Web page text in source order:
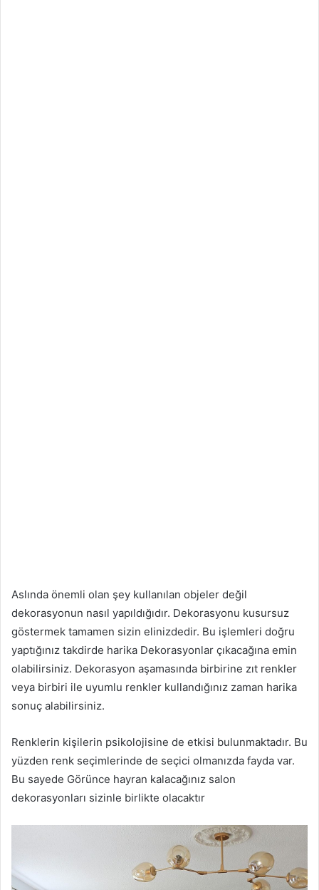
Aslında önemli olan şey kullanılan objeler değil
dekorasyonun nasıl yapıldığıdır. Dekorasyonu kusursuz
göstermek tamamen sizin elinizdedir. Bu işlemleri doğru
yaptığınız takdirde harika Dekorasyonlar çıkacağına emin
olabilirsiniz. Dekorasyon aşamasında birbirine zıt renkler
veya birbiri ile uyumlu renkler kullandığınız zaman harika
sonuç alabilirsiniz.
Renklerin kişilerin psikolojisine de etkisi bulunmaktadır. Bu
yüzden renk seçimlerinde de seçici olmanızda fayda var.
Bu sayede Görünce hayran kalacağınız salon
dekorasyonları sizinle birlikte olacaktır